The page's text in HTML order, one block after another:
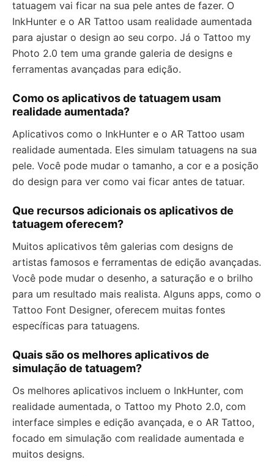
tatuagem vai ficar na sua pele antes de fazer. O
InkHunter e o AR Tattoo usam realidade aumentada
para ajustar o design ao seu corpo. Já o Tattoo my
Photo 2.0 tem uma grande galeria de designs e
ferramentas avançadas para edição.
Como os aplicativos de tatuagem usam
realidade aumentada?
Aplicativos como o InkHunter e o AR Tattoo usam
realidade aumentada. Eles simulam tatuagens na sua
pele. Você pode mudar o tamanho, a cor e a posição
do design para ver como vai ficar antes de tatuar.
Que recursos adicionais os aplicativos de
tatuagem oferecem?
Muitos aplicativos têm galerias com designs de
artistas famosos e ferramentas de edição avançadas.
Você pode mudar o desenho, a saturação e o brilho
para um resultado mais realista. Alguns apps, como o
Tattoo Font Designer, oferecem muitas fontes
específicas para tatuagens.
Quais são os melhores aplicativos de
simulação de tatuagem?
Os melhores aplicativos incluem o InkHunter, com
realidade aumentada, o Tattoo my Photo 2.0, com
interface simples e edição avançada, e o AR Tattoo,
focado em simulação com realidade aumentada e
muitos designs.